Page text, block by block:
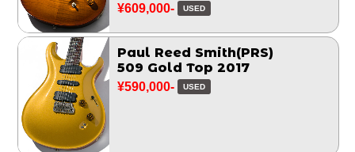
¥609,000- USED
Paul Reed Smith(PRS)
509 Gold Top 2017
¥590,000- USED